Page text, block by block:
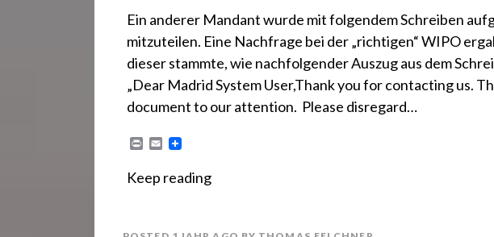
Ein anderer Mandant wurde mit folgendem Schreiben
mitzuteilen. Eine Nachfrage bei der „richtigen“ WIPO
dieser stammte, wie nachfolgender Auszug aus dem
„Dear Madrid System User,Thank you for contacting us.
document to our attention. Please disregard…
n
E
i
Keep reading